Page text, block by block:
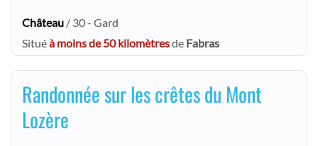
Château / 30 - Gard
Situéà moins de 50 kilomètresde Fabras
Randonnée sur les crêtes du Mont
Lozère